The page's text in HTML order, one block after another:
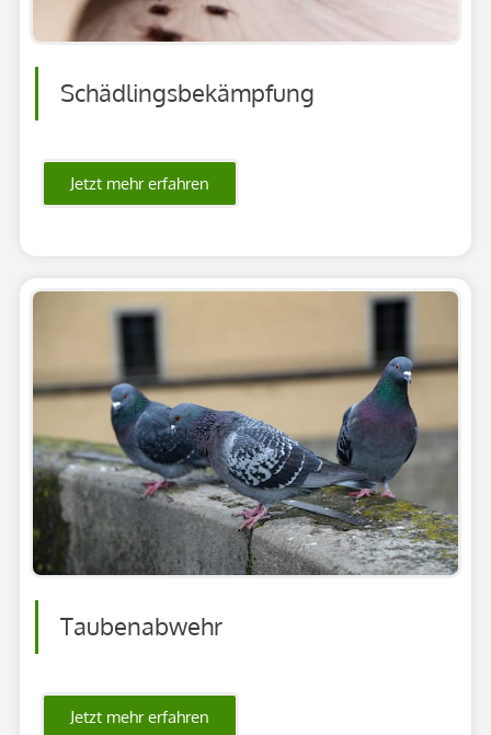
Schädlingsbekämpfung
Jetzt mehr erfahren
Taubenabwehr
Jetzt mehr erfahren